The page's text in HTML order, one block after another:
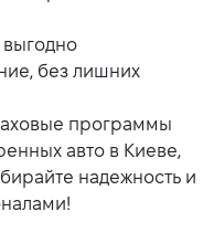
без лишних
программы
авто в Киеве,
надежность и